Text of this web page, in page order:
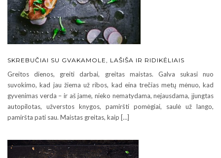
SKREBUČIAI SU GVAKAMOLE, LAŠIŠA IR RIDIKĖLIAIS
Greitos dienos, greiti darbai, greitas maistas. Galva sukasi nuo
suvokimo, kad jau žiema už ribos, kad eina trečias metų mėnuo, kad
gyvenimas verda – ir aš jame, nieko nematydama, nejausdama, įjungtas
autopilotas, užverstos knygos, pamiršti pomėgiai, saulė už lango,
pamiršta pati sau. Maistas greitas, kaip […]